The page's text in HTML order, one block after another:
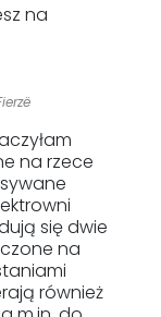
na
na rzece
się dwie
na
również